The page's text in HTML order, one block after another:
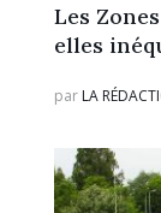
Les
elles
par LA